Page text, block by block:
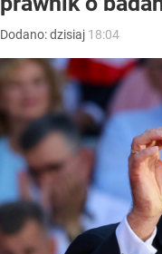
Dodano:dzisiaj 18:04